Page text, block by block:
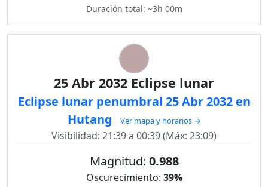
Duración total: ~3h 00m
25 Abr 2032 Eclipse lunar
Eclipse lunar penumbral 25 Abr 2032 en
Hutang
Ver mapa y horarios →
Visibilidad: 21:39 a 00:39 (Máx: 23:09)
Magnitud: 0.988
Oscurecimiento: 39%